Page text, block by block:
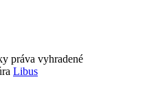
práva vyhradené
Libus